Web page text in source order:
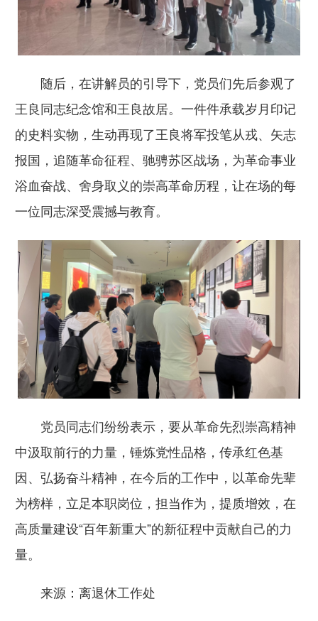
随后，在讲解员的引导下，党员们先后参观了
王良同志纪念馆和王良故居。一件件承载岁月印记
的史料实物，生动再现了王良将军投笔从戎、矢志
报国，追随革命征程、驰骋苏区战场，为革命事业
浴血奋战、舍身取义的崇高革命历程，让在场的每
一位同志深受震撼与教育。
党员同志们纷纷表示，要从革命先烈崇高精神
中汲取前行的力量，锤炼党性品格，传承红色基
因、弘扬奋斗精神，在今后的工作中，以革命先辈
为榜样，立足本职岗位，担当作为，提质增效，在
高质量建设“百年新重大”的新征程中贡献自己的力
量。
来源：离退休工作处